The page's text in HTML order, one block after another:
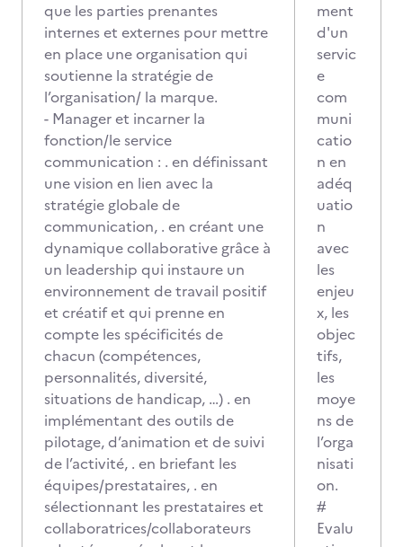
que les parties prenantes
internes et externes pour mettre
en place une organisation qui
soutienne la stratégie de
l’organisation/ la marque.
- Manager et incarner la
fonction/le service
communication : . en définissant
une vision en lien avec la
stratégie globale de
communication, . en créant une
dynamique collaborative grâce à
un leadership qui instaure un
environnement de travail positif
et créatif et qui prenne en
compte les spécificités de
chacun (compétences,
personnalités, diversité,
situations de handicap, …) . en
implémentant des outils de
pilotage, d’animation et de suivi
de l’activité, . en briefant les
équipes/prestataires, . en
sélectionnant les prestataires et
collaboratrices/collaborateurs
ment
d'un
servic
e
com
muni
catio
n en
adéq
uatio
n
avec
les
enjeu
x, les
objec
tifs,
les
moye
ns de
l’orga
nisati
on.
#
Evalu